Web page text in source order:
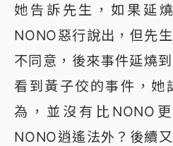
她告訴先生，如果延
NONO惡行說出，但先
不同意，後來事件延燒
看到黃子佼的事件，她
為，並沒有比NONO
NONO逍遙法外？後續